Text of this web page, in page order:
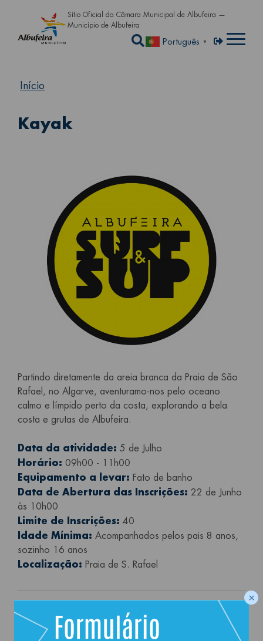
Passar para o conteúdo
Sítio Oficial da Câmara Municipal de Albufeira —
Município de Albufeira
Abrir a caixa de
Português ▼ Menu de
Entrar
Início
Kayak
Partindo diretamente da areia branca da Praia de São
Rafael, no Algarve, aventuramo-nos pelo oceano
calmo e límpido perto da costa, explorando a bela
costa e grutas de Albufeira.
Data da atividade: 5 de Julho
Horário: 09h00 - 11h00
Equipamento a levar: Fato de banho
Data de Abertura das Inscrições: 22 de Junho
às 10h00
Limite de Inscrições: 40
Idade Mínima: Acompanhados pelos pais 8 anos,
sozinho 16 anos
Localização: Praia de S. Rafael
INSCRIÇÕES ESGOTADAS
×